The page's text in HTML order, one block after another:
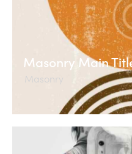
Masonry Main
Masonry